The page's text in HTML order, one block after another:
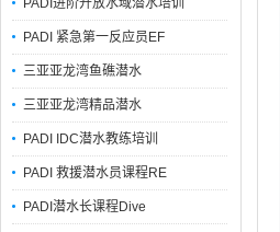
PADI进阶开放水域潜水培训
PADI 紧急第一反应员EF
三亚亚龙湾鱼礁潜水
三亚亚龙湾精品潜水
PADI IDC潜水教练培训
PADI 救援潜水员课程RE
PADI潜水长课程Dive